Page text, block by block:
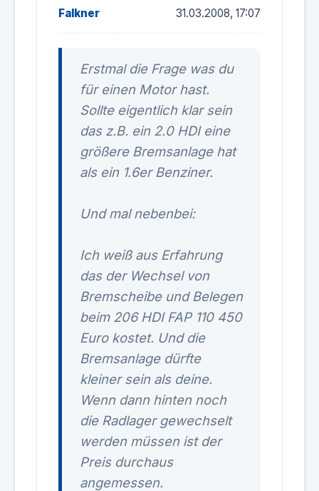
Falkner 31.03.2008, 17:07
Erstmal die Frage was du
für einen Motor hast.
Sollte eigentlich klar sein
das z.B. ein 2.0 HDI eine
größere Bremsanlage hat
als ein 1.6er Benziner.
Und mal nebenbei:
Ich weiß aus Erfahrung
das der Wechsel von
Bremscheibe und Belegen
beim 206 HDI FAP 110 450
Euro kostet. Und die
Bremsanlage dürfte
kleiner sein als deine.
Wenn dann hinten noch
die Radlager gewechselt
werden müssen ist der
Preis durchaus
angemessen.